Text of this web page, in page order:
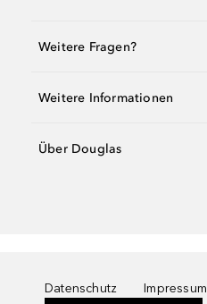
Weitere Fragen?
Weitere Informationen
Über Douglas
Datenschutz Impressum